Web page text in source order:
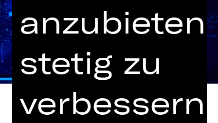
anzubieten,
stetig zu
verbessern